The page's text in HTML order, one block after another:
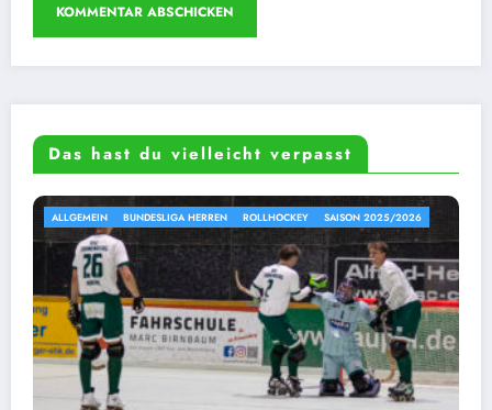
Das hast du vielleicht verpasst
ALLGEMEIN BUNDESLIGA HERREN ROLLHOCKEY SAISON 2025/2026